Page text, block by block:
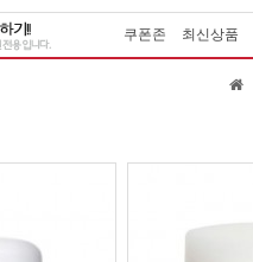
라네즈
헤라
쿠폰존 최신상품